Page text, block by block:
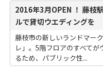
2016年3月OPEN ！ 藤枝
ルで貸切ウエディングを
藤枝市の新しいランドマー
レ」。5階フロアのすべて
るため、パブリック性...